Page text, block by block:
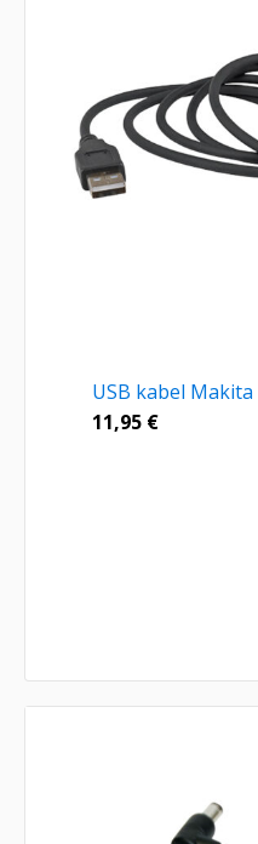
USB kabel Makita
11,95 €